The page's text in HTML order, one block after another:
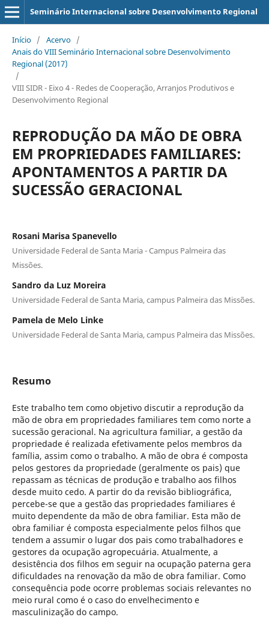
Seminário Internacional sobre Desenvolvimento Regional
Início / Acervo /
Anais do VIII Seminário Internacional sobre Desenvolvimento
Regional (2017)
/
VIII SIDR - Eixo 4 - Redes de Cooperação, Arranjos Produtivos e
Desenvolvimento Regional
REPRODUÇÃO DA MÃO DE OBRA
EM PROPRIEDADES FAMILIARES:
APONTAMENTOS A PARTIR DA
SUCESSÃO GERACIONAL
Rosani Marisa Spanevello
Universidade Federal de Santa Maria - Campus Palmeira das
Missões.
Sandro da Luz Moreira
Universidade Federal de Santa Maria, campus Palmeira das Missões.
Pamela de Melo Linke
Universidade Federal de Santa Maria, campus Palmeira das Missões.
Resumo
Este trabalho tem como objetivo discutir a reprodução da
mão de obra em propriedades familiares tem como norte a
sucessão geracional. Na agricultura familiar, a gestão da
propriedade é realizada efetivamente pelos membros da
família, assim como o trabalho. A mão de obra é composta
pelos gestores da propriedade (geralmente os pais) que
repassam as técnicas de produção e trabalho aos filhos
desde muito cedo. A partir do da revisão bibliográfica,
percebe-se que a gestão das propriedades familiares é
muito dependente da mão de obra familiar. Esta mão de
obra familiar é composta especialmente pelos filhos que
tendem a assumir o lugar dos pais como trabalhadores e
gestores da ocupação agropecuária. Atualmente, a
desistência dos filhos em seguir na ocupação paterna gera
dificuldades na renovação da mão de obra familiar. Como
consequência pode ocorre problemas sociais relevantes no
meio rural como é o caso do envelhecimento e
masculinização do campo.